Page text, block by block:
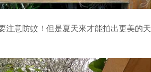
注意防蚊！但是夏天來才能拍出更美的天